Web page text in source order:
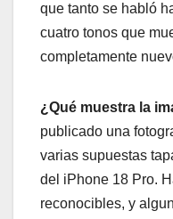
que tanto se habló
cuatro tonos que
completamente
¿Qué muestra la
publicado una
varias supuestas
del iPhone 18 Pro.
reconocibles, y